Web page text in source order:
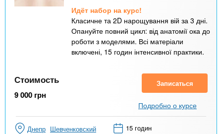
Идёт набор на курс!
Класичне та 2D нарощування вій за 3 дні.
Опануйте повний цикл: від анатомії ока до
роботи з моделями. Всі матеріали
включені, 15 годин інтенсивної практики.
Стоимость
9 000 грн
Записаться
Подробно о курсе
Днепр Шевченковский 15 годин